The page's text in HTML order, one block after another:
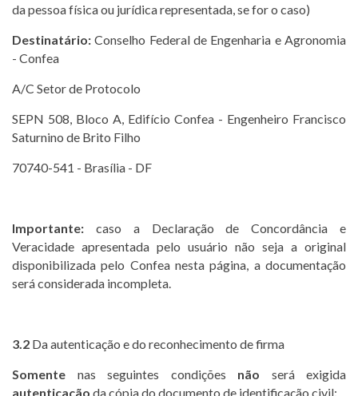
da pessoa física ou jurídica representada, se for o caso)
Destinatário:Conselho Federal de Engenharia e Agronomia
- Confea
A/C Setor de Protocolo
SEPN 508, Bloco A, Edifício Confea - Engenheiro Francisco
Saturnino de Brito Filho
70740-541 - Brasília - DF
Importante: caso a Declaração de Concordância e
Veracidade apresentada pelo usuário não seja a original
disponibilizada pelo Confea nesta página, a documentação
será considerada incompleta.
3.2 Da autenticação e do reconhecimento de firma
Somente nas seguintes condições não será exigida
autenticação da cópia do documento de identificação civil: